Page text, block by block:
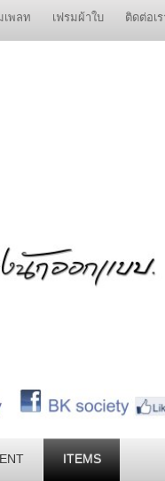
เพลท เฟรมผ้าใบ ติดต่อเร
ITEMS